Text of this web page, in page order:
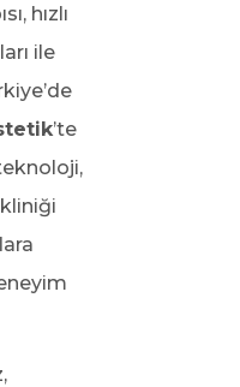
hızlı
ile
’te